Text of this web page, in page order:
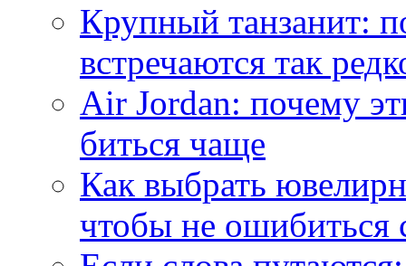
Крупный танзанит:
встречаются так
Air Jordan: почему
биться чаще
Как выбрать
чтобы не ошибиться